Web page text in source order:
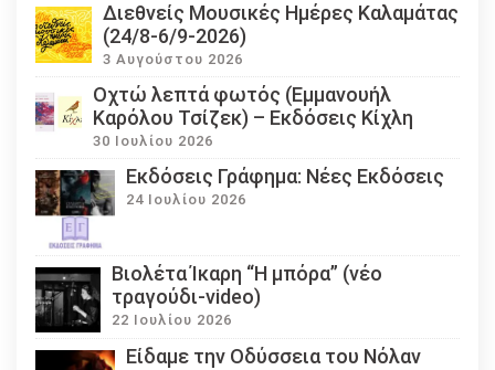
Διεθνείς Μουσικές Ημέρες Καλαμάτας
(24/8-6/9-2026)
3 Αυγούστου 2026
Οχτώ λεπτά φωτός (Εμμανουήλ
Καρόλου Τσίζεκ) – Εκδόσεις Κίχλη
30 Ιουλίου 2026
Εκδόσεις Γράφημα: Νέες Εκδόσεις
24 Ιουλίου 2026
Βιολέτα Ίκαρη “Η μπόρα” (νέο
τραγούδι-video)
22 Ιουλίου 2026
Eίδαμε την Οδύσσεια του Νόλαν